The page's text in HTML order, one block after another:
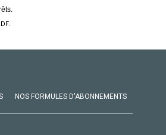
NOS FORMULES D'ABONNEMENTS